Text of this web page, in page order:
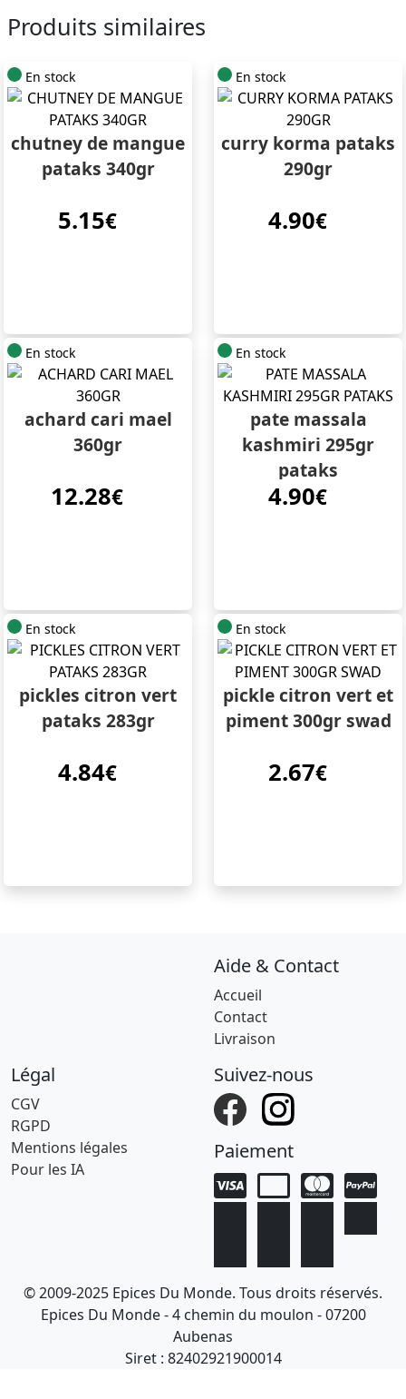
Produits similaires
En stock
chutney de mangue
pataks 340gr
5.15€
En stock
curry korma pataks
290gr
4.90€
En stock
achard cari mael
360gr
12.28€
En stock
pate massala
kashmiri 295gr
pataks
4.90€
En stock
pickles citron vert
pataks 283gr
4.84€
En stock
pickle citron vert et
piment 300gr swad
2.67€
Aide & Contact
Accueil
Contact
Livraison
Légal
CGV
RGPD
Mentions légales
Pour les IA
Suivez-nous
Paiement
© 2009-2025 Epices Du Monde. Tous droits réservés.
Epices Du Monde - 4 chemin du moulon - 07200
Aubenas
Siret : 82402921900014